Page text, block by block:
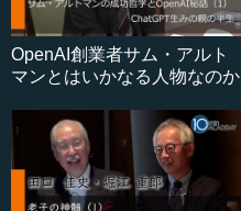
OpenAI創業者サム・アルト
マンとはいかなる人物なのか